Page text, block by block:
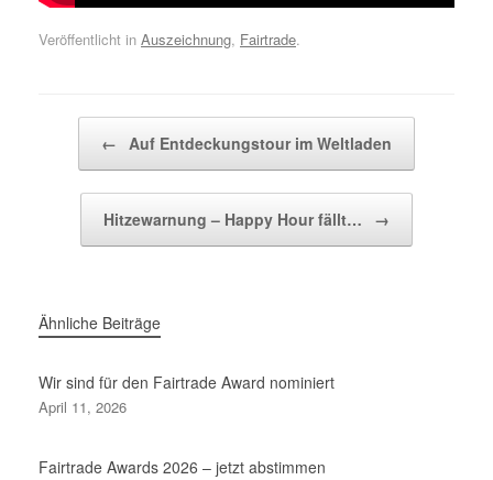
Veröffentlicht in Auszeichnung, Fairtrade.
← Auf Entdeckungstour im Weltladen
Hitzewarnung – Happy Hour fällt… →
Ähnliche Beiträge
Wir sind für den Fairtrade Award nominiert
April 11, 2026
Fairtrade Awards 2026 – jetzt abstimmen